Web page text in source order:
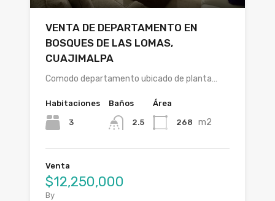
VENTA DE DEPARTAMENTO EN
BOSQUES DE LAS LOMAS,
CUAJIMALPA
Comodo departamento ubicado de planta…
Habitaciones
3
Baños
2.5
Área
268 m2
Venta
$12,250,000
By